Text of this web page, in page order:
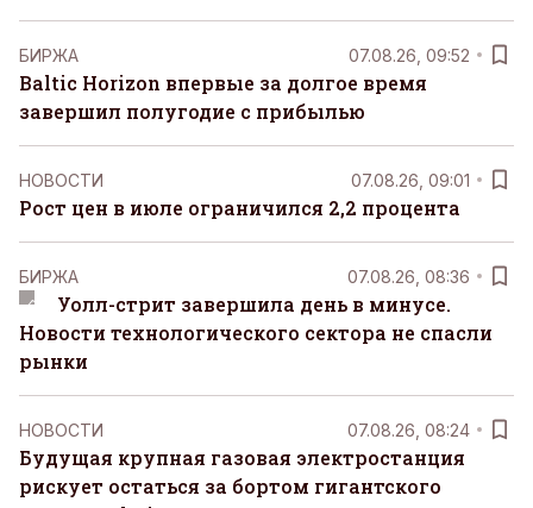
БИРЖА 07.08.26, 09:52
Baltic Horizon впервые за долгое время
завершил полугодие с прибылью
НОВОСТИ 07.08.26, 09:01
Рост цен в июле ограничился 2,2 процента
БИРЖА 07.08.26, 08:36
Уолл-стрит завершила день в минусе.
Новости технологического сектора не спасли
рынки
НОВОСТИ 07.08.26, 08:24
Будущая крупная газовая электростанция
рискует остаться за бортом гигантского